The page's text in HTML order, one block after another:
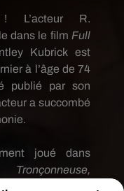
!
L’acteur R.
dans le film Full
Kubrick est
à l’âge de 74
publié par son
a succombé
joué dans